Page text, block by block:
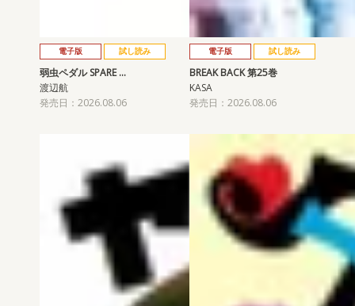
電子版 試し読み
弱虫ペダル SPARE …
渡辺航
発売日：2026.08.06
電子版 試し読み
BREAK BACK 第25巻
KASA
発売日：2026.08.06